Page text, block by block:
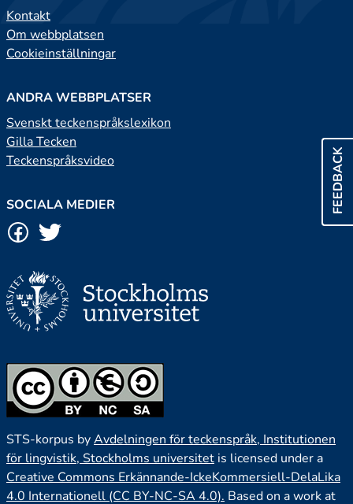
FEEDBACK
Kontakt
Om webbplatsen
Cookieinställningar
ANDRA WEBBPLATSER
Svenskt teckenspråkslexikon
Gilla Tecken
Teckenspråksvideo
SOCIALA MEDIER
STS-korpus byAvdelningen för teckenspråk, Institutionen
för lingvistik, Stockholms universitet is licensed under a
Creative Commons Erkännande-IckeKommersiell-DelaLika
4.0 Internationell (CC BY-NC-SA 4.0). Based on a work at